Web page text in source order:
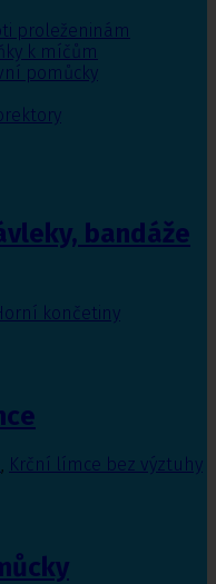
proleženinám
k míčům
pomůcky
bandáže
končetiny
Krční límce bez výztuhy